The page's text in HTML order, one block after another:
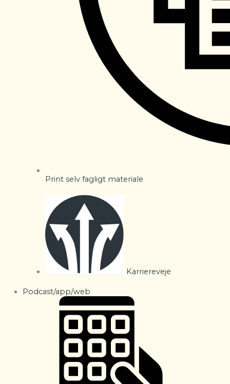
Print selv fagligt materiale
Karriereveje
Podcast/app/web